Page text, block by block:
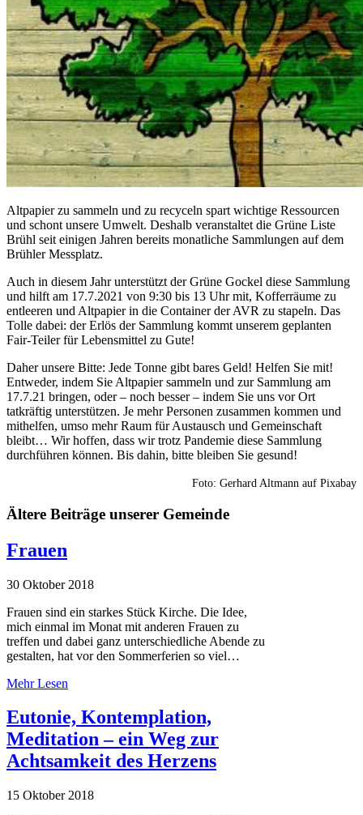
Altpapier zu sammeln und zu recyceln spart wichtige Ressourcen
und schont unsere Umwelt. Deshalb veranstaltet die Grüne Liste
Brühl seit einigen Jahren bereits monatliche Sammlungen auf dem
Brühler Messplatz.
Auch in diesem Jahr unterstützt der Grüne Gockel diese Sammlung
und hilft am 17.7.2021 von 9:30 bis 13 Uhr mit, Kofferräume zu
entleeren und Altpapier in die Container der AVR zu stapeln. Das
Tolle dabei: der Erlös der Sammlung kommt unserem geplanten
Fair-Teiler für Lebensmittel zu Gute!
Daher unsere Bitte: Jede Tonne gibt bares Geld! Helfen Sie mit!
Entweder, indem Sie Altpapier sammeln und zur Sammlung am
17.7.21 bringen, oder – noch besser – indem Sie uns vor Ort
tatkräftig unterstützen. Je mehr Personen zusammen kommen und
mithelfen, umso mehr Raum für Austausch und Gemeinschaft
bleibt… Wir hoffen, dass wir trotz Pandemie diese Sammlung
durchführen können. Bis dahin, bitte bleiben Sie gesund!
Foto: Gerhard Altmann auf Pixabay
Ältere Beiträge unserer Gemeinde
Frauen
30 Oktober 2018
Frauen sind ein starkes Stück Kirche. Die Idee,
mich einmal im Monat mit anderen Frauen zu
treffen und dabei ganz unterschiedliche Abende zu
gestalten, hat vor den Sommerferien so viel…
Mehr Lesen
Eutonie, Kontemplation,
Meditation – ein Weg zur
Achtsamkeit des Herzens
15 Oktober 2018